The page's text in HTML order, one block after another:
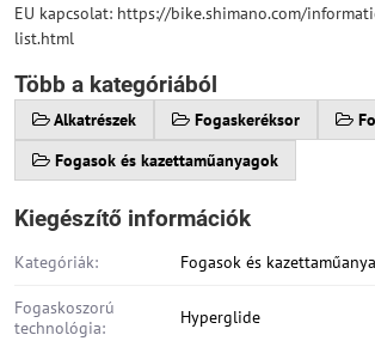
EU kapcsolat: https://bike.shimano.com/
list.html
Több a kategóriából
Alkatrészek Fogaskeréksor
Fogasok és kazettaműanyagok
Kiegészítő információk
Kategóriák: Fogasok és
Fogaskoszorú
technológia:
Hyperglide